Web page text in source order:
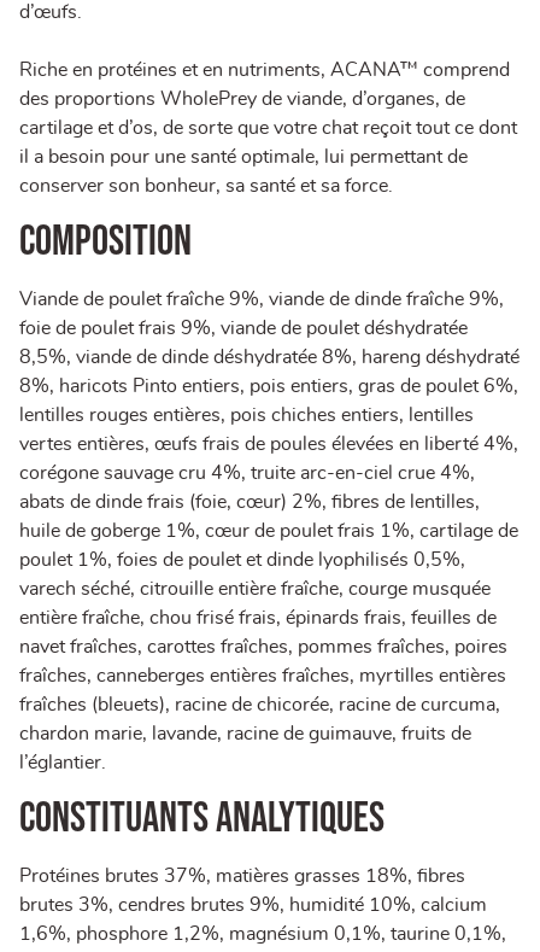
d’œufs.
Riche en protéines et en nutriments, ACANA™ comprend
des proportions WholePrey de viande, d’organes, de
cartilage et d’os, de sorte que votre chat reçoit tout ce dont
il a besoin pour une santé optimale, lui permettant de
conserver son bonheur, sa santé et sa force.
Composition
Viande de poulet fraîche 9%, viande de dinde fraîche 9%,
foie de poulet frais 9%, viande de poulet déshydratée
8,5%, viande de dinde déshydratée 8%, hareng déshydraté
8%, haricots Pinto entiers, pois entiers, gras de poulet 6%,
lentilles rouges entières, pois chiches entiers, lentilles
vertes entières, œufs frais de poules élevées en liberté 4%,
corégone sauvage cru 4%, truite arc-en-ciel crue 4%,
abats de dinde frais (foie, cœur) 2%, fibres de lentilles,
huile de goberge 1%, cœur de poulet frais 1%, cartilage de
poulet 1%, foies de poulet et dinde lyophilisés 0,5%,
varech séché, citrouille entière fraîche, courge musquée
entière fraîche, chou frisé frais, épinards frais, feuilles de
navet fraîches, carottes fraîches, pommes fraîches, poires
fraîches, canneberges entières fraîches, myrtilles entières
fraîches (bleuets), racine de chicorée, racine de curcuma,
chardon marie, lavande, racine de guimauve, fruits de
l’églantier.
Constituants Analytiques
Protéines brutes 37%, matières grasses 18%, fibres
brutes 3%, cendres brutes 9%, humidité 10%, calcium
1,6%, phosphore 1,2%, magnésium 0,1%, taurine 0,1%,